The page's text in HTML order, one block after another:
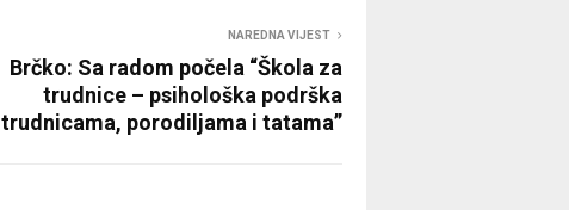
NAREDNA VIJEST
Brčko: Sa radom počela “Škola za
trudnice – psihološka podrška
trudnicama, porodiljama i tatama”